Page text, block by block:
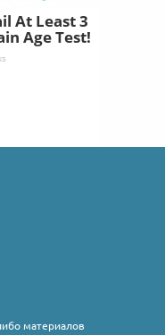
At Least 3
Age Test!
материалов